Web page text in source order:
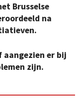
Brusselse
na
aangezien er bij
zijn.